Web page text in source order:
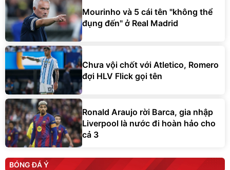
Mourinho và 5 cái tên "không thể
đụng đến" ở Real Madrid
Chưa vội chốt với Atletico, Romero
đợi HLV Flick gọi tên
Ronald Araujo rời Barca, gia nhập
Liverpool là nước đi hoàn hảo cho
cả 3
BÓNG ĐÁ Ý